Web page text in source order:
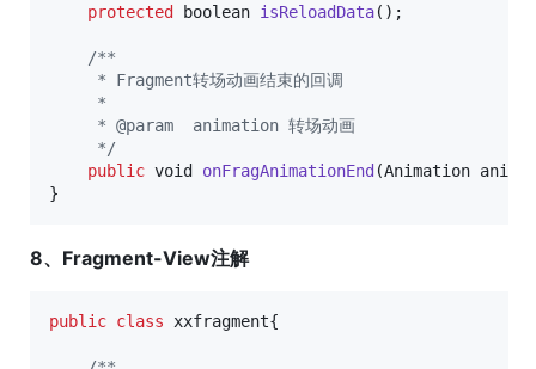
protected boolean isReloadData();
/**
     * Fragment转场动画结束的回调
     *
     * @param  animation 转场动画
     */
public void onFragAnimationEnd(Animation
}
8、Fragment-View注解
public class xxfragment{